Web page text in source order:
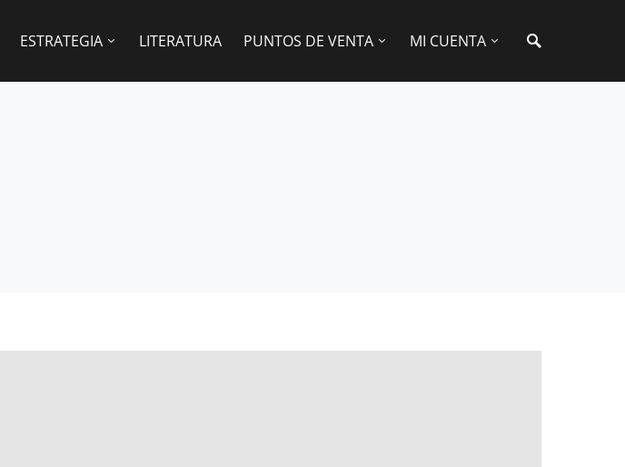
ESTRATEGIA LITERATURA PUNTOS DE VENTA MI CUENTA